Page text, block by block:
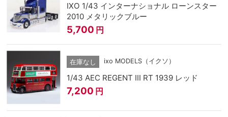
IXO 1/43 インターナショナル ローンスター
2010 メタリックブルー
5,700 円
在庫なし ixo MODELS（イクソ）
1/43 AEC REGENT III RT 1939 レッド
7,200 円